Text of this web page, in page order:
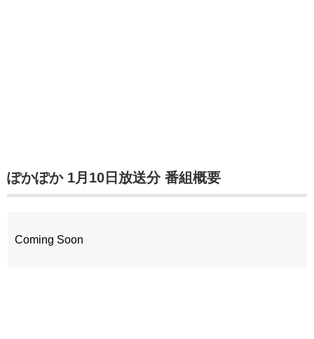
ぽかぽか 1月10日放送分 番組概要
Coming Soon